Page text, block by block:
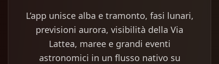
L’app unisce alba e tramonto, fasi lunari,
previsioni aurora, visibilità della Via
Lattea, maree e grandi eventi
astronomici in un flusso nativo su